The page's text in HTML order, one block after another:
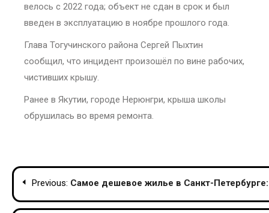
велось с 2022 года; объект не сдан в срок и был
введен в эксплуатацию в ноябре прошлого года.
Глава Тогучинского района Сергей Пыхтин
сообщил, что инцидент произошёл по вине рабочих,
чистивших крышу.
Ранее в Якутии, городе Нерюнгри, крыша школы
обрушилась во время ремонта.
Post
navigation
Previous: Самое дешевое жилье в Санкт-